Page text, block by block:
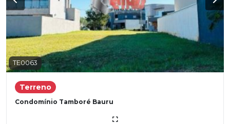
TE0063
Terreno
Condomínio Tamboré Bauru